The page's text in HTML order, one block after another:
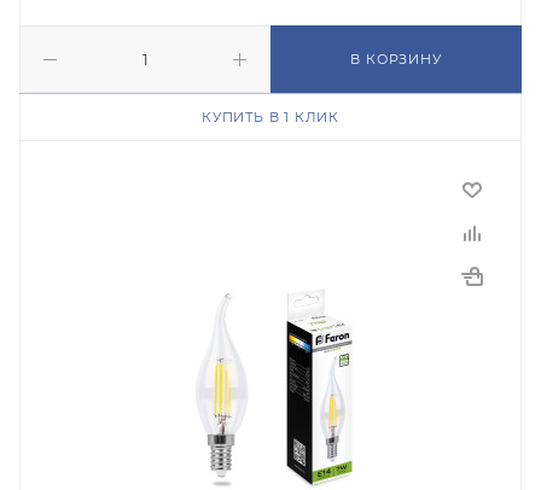
В КОРЗИНУ
КУПИТЬ В 1 КЛИК